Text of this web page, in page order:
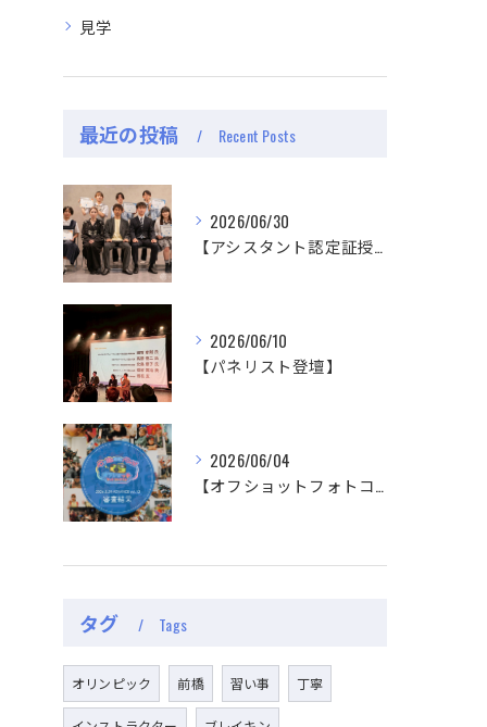
見学
最近の投稿 Recent Posts
2026/06/30
【アシスタント認定証授与式】
2026/06/10
【パネリスト登壇】
2026/06/04
【オフショットフォトコンテスト審査結果】
タグ Tags
オリンピック 前橋 習い事 丁寧